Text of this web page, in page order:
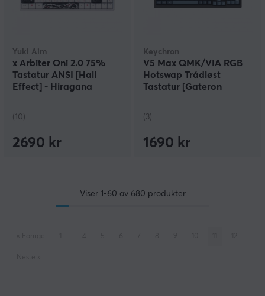
Yuki Aim
x Arbiter Oni 2.0 75%
Tastatur ANSI [Hall
Effect] - Hiragana
(10)
2690 kr
Keychron
V5 Max QMK/VIA RGB
Hotswap Trådløst
Tastatur [Gateron
(3)
1690 kr
Viser 1-60 av 680 produkter